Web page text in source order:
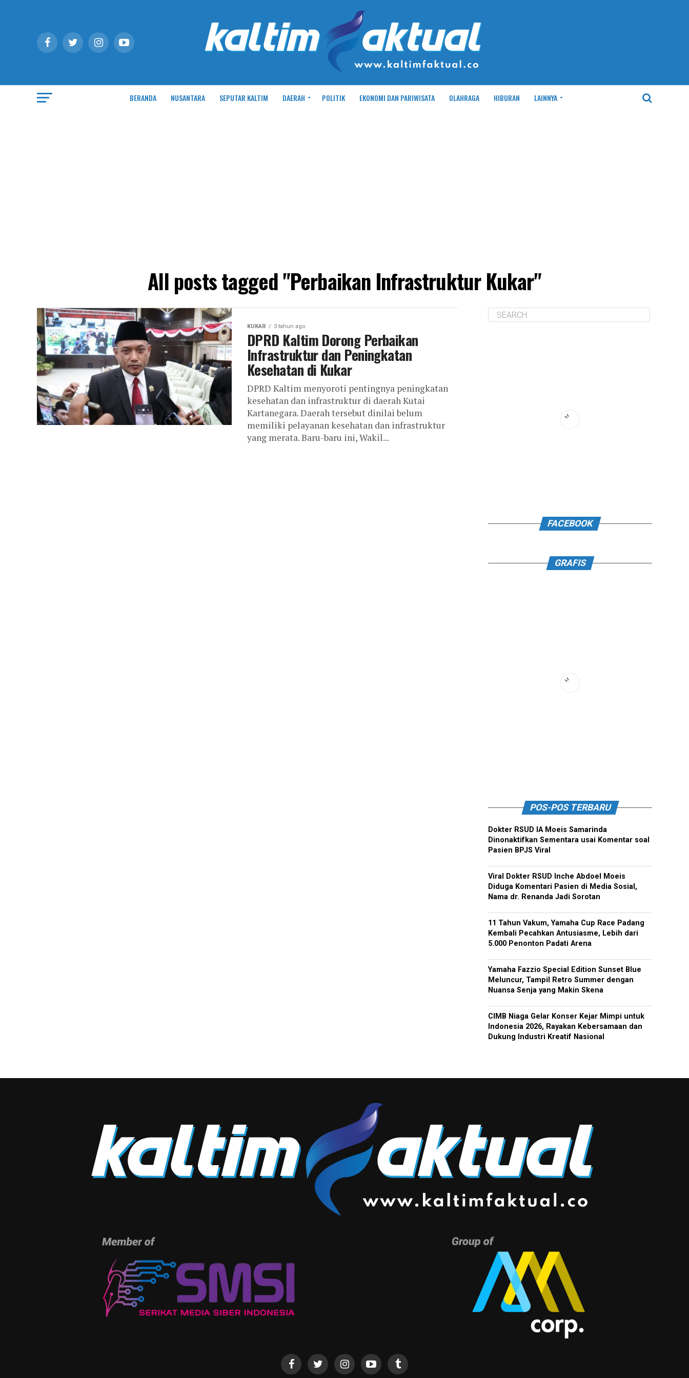
BERANDA NUSANTARA SEPUTAR KALTIM DAERAH POLITIK EKONOMI DAN PARIWISATA OLAHRAGA HIBURAN LAINNYA
All posts tagged "Perbaikan Infrastruktur Kukar"
KUKAR 3 tahun ago
DPRD Kaltim Dorong Perbaikan
Infrastruktur dan Peningkatan
Kesehatan di Kukar
DPRD Kaltim menyoroti pentingnya peningkatan
kesehatan dan infrastruktur di daerah Kutai
Kartanegara. Daerah tersebut dinilai belum
memiliki pelayanan kesehatan dan infrastruktur
yang merata. Baru-baru ini, Wakil...
FACEBOOK
GRAFIS
POS-POS TERBARU
Dokter RSUD IA Moeis Samarinda
Dinonaktifkan Sementara usai Komentar soal
Pasien BPJS Viral
Viral Dokter RSUD Inche Abdoel Moeis
Diduga Komentari Pasien di Media Sosial,
Nama dr. Renanda Jadi Sorotan
11 Tahun Vakum, Yamaha Cup Race Padang
Kembali Pecahkan Antusiasme, Lebih dari
5.000 Penonton Padati Arena
Yamaha Fazzio Special Edition Sunset Blue
Meluncur, Tampil Retro Summer dengan
Nuansa Senja yang Makin Skena
CIMB Niaga Gelar Konser Kejar Mimpi untuk
Indonesia 2026, Rayakan Kebersamaan dan
Dukung Industri Kreatif Nasional